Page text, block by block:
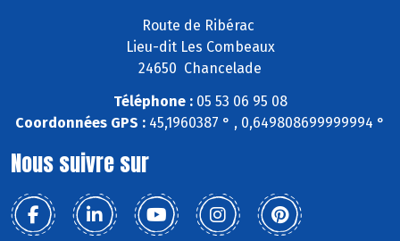
Route de Ribérac
Lieu-dit Les Combeaux
24650 Chancelade
Téléphone :05 53 06 95 08
Coordonnées GPS : 45,1960387 ° , 0,649808699999994 °
Nous suivre sur